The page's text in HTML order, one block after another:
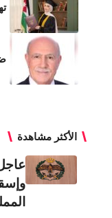
الأكثر مشاهدة